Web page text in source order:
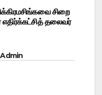
சிறை
தலைவர்